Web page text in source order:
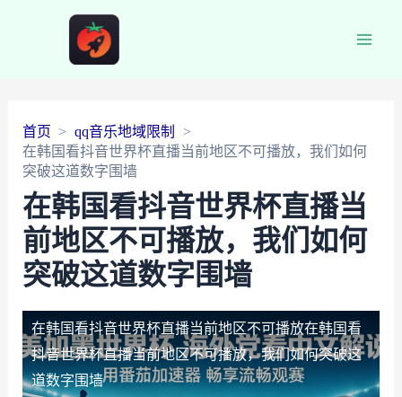
首页
qq音乐地域限制
在韩国看抖音世界杯直播当前地区不可播放，我们如何
突破这道数字围墙
在韩国看抖音世界杯直播当
前地区不可播放，我们如何
突破这道数字围墙
在韩国看抖音世界杯直播当前地区不可播放在韩国看
抖音世界杯直播当前地区不可播放，我们如何突破这
道数字围墙